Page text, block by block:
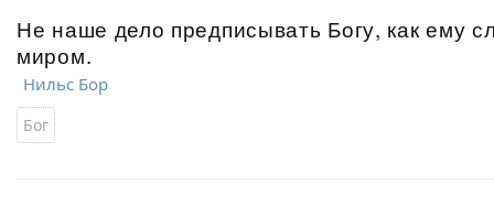
Не наше дело предписывать Богу, как ему
миром.
Нильс Бор
Бог